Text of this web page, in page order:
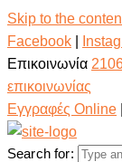
Skip to the
Facebook
Επικοινωνία
επικοινωνίας
Εγγραφές Online
Search for: